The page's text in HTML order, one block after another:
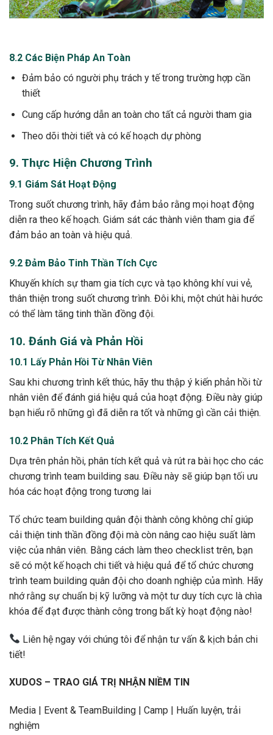
8.2 Các Biện Pháp An Toàn
Đảm bảo có người phụ trách y tế trong trường hợp cần
thiết
Cung cấp hướng dẫn an toàn cho tất cả người tham gia
Theo dõi thời tiết và có kế hoạch dự phòng
9. Thực Hiện Chương Trình
9.1 Giám Sát Hoạt Động
Trong suốt chương trình, hãy đảm bảo rằng mọi hoạt động
diễn ra theo kế hoạch. Giám sát các thành viên tham gia để
đảm bảo an toàn và hiệu quả.
9.2 Đảm Bảo Tinh Thần Tích Cực
Khuyến khích sự tham gia tích cực và tạo không khí vui vẻ,
thân thiện trong suốt chương trình. Đôi khi, một chút hài hước
có thể làm tăng tinh thần đồng đội.
10. Đánh Giá và Phản Hồi
10.1 Lấy Phản Hồi Từ Nhân Viên
Sau khi chương trình kết thúc, hãy thu thập ý kiến phản hồi từ
nhân viên để đánh giá hiệu quả của hoạt động. Điều này giúp
bạn hiểu rõ những gì đã diễn ra tốt và những gì cần cải thiện.
10.2 Phân Tích Kết Quả
Dựa trên phản hồi, phân tích kết quả và rút ra bài học cho các
chương trình team building sau. Điều này sẽ giúp bạn tối ưu
hóa các hoạt động trong tương lai
Tổ chức team building quân đội thành công không chỉ giúp
cải thiện tinh thần đồng đội mà còn nâng cao hiệu suất làm
việc của nhân viên. Bằng cách làm theo checklist trên, bạn
sẽ có một kế hoạch chi tiết và hiệu quả để tổ chức chương
trình team building quân đội cho doanh nghiệp của mình. Hãy
nhớ rằng sự chuẩn bị kỹ lưỡng và một tư duy tích cực là chìa
khóa để đạt được thành công trong bất kỳ hoạt động nào!
Liên hệ ngay với chúng tôi để nhận tư vấn & kịch bản chi
tiết!
XUDOS – TRAO GIÁ TRỊ NHẬN NIỀM TIN
Media | Event & TeamBuilding | Camp | Huấn luyện, trải
nghiệm